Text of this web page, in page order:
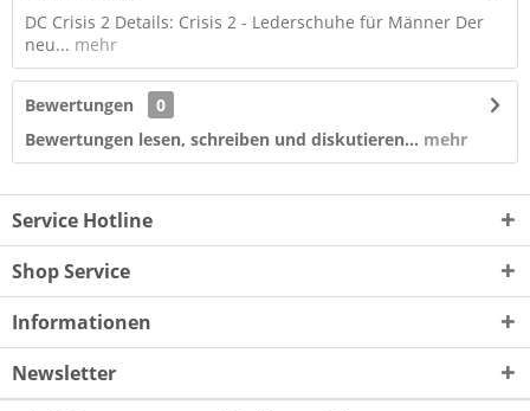
DC Crisis 2 Details: Crisis 2 - Lederschuhe für Männer Der
neu... mehr
Bewertungen
0
Bewertungen lesen, schreiben und diskutieren... mehr
Service Hotline
Shop Service
Informationen
Newsletter